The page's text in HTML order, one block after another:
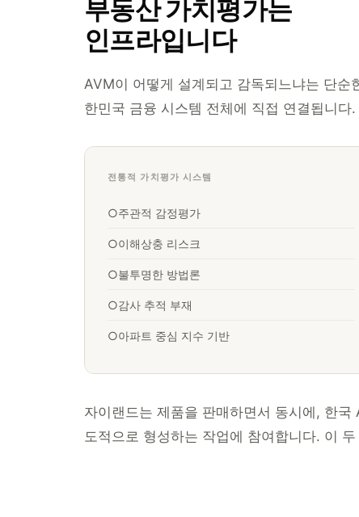
부동산 가치평가는
인프라입니다
AVM이 어떻게 설계되고 감독되느냐는 단순
한민국 금융 시스템 전체에 직접 연결됩니다.
전통적 가치평가 시스템
○주관적 감정평가
○이해상충 리스크
○불투명한 방법론
○감사 추적 부재
○아파트 중심 지수 기반
자이랜드는 제품을 판매하면서 동시에, 한
도적으로 형성하는 작업에 참여합니다. 이